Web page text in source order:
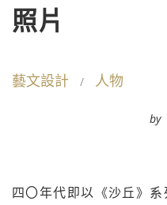
照片
藝文設計 人物
by
四〇年代即以《沙丘》